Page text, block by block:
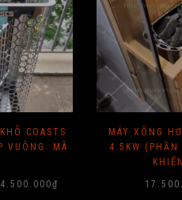
KHÔ SAWO
_ ĐIỀU
₫
PHÒNG SAUNA
HEMLOCK